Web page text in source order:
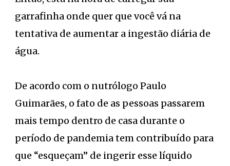
garrafinha onde quer que você vá na
tentativa de aumentar a ingestão diária de
água.
De acordo com o nutrólogo Paulo
Guimarães, o fato de as pessoas passarem
mais tempo dentro de casa durante o
período de pandemia tem contribuído para
que “esqueçam” de ingerir esse líquido